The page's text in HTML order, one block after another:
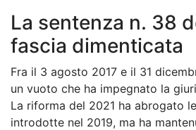
La sentenza n. 38
fascia dimenticata
Fra il 3 agosto 2017 e il 31
un vuoto che ha impegnato la
La riforma del 2021 ha abrogato
introdotte nel 2019, ma ha